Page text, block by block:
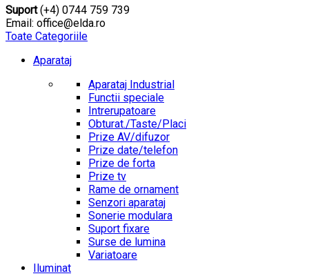
Suport(+4) 0744 759 739
Email: office@elda.ro
Toate Categoriile
Aparataj
Aparataj Industrial
Functii speciale
Intrerupatoare
Obturat./Taste/Placi
Prize AV/difuzor
Prize date/telefon
Prize de forta
Prize tv
Rame de ornament
Senzori aparataj
Sonerie modulara
Suport fixare
Surse de lumina
Variatoare
Iluminat